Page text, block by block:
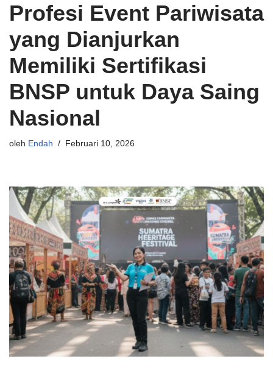
Profesi Event Pariwisata
yang Dianjurkan
Memiliki Sertifikasi
BNSP untuk Daya Saing
Nasional
oleh Endah Februari 10, 2026